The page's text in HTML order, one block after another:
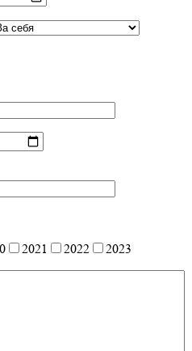
2021 2022 2023